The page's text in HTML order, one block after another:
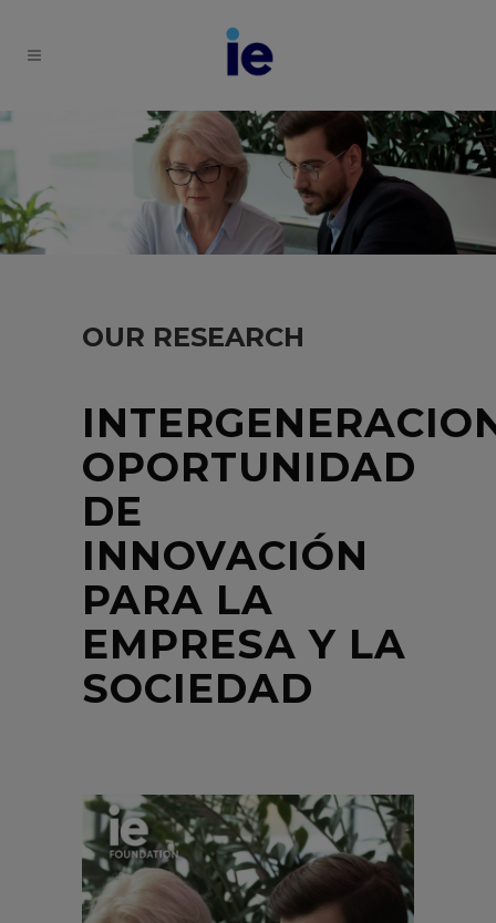
OUR RESEARCH
OPORTUNIDAD
DE
INNOVACIÓN
PARA LA
EMPRESA Y LA
SOCIEDAD